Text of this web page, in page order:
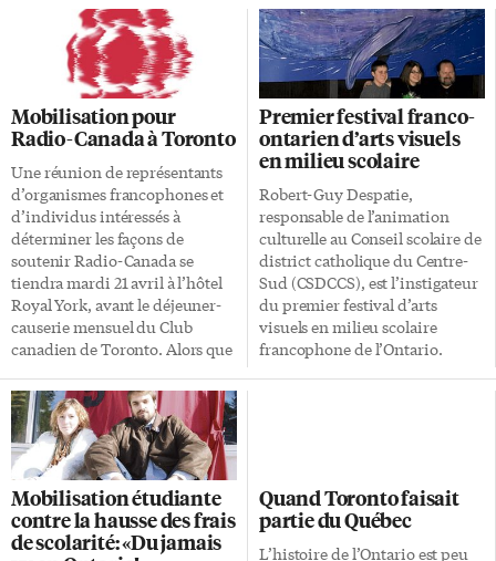
Mobilisation pour
Radio-Canada à Toronto
Une réunion de représentants
d’organismes francophones et
d’individus intéressés à
déterminer les façons de
soutenir Radio-Canada se
tiendra mardi 21 avril à l’hôtel
Royal York, avant le déjeuner-
causerie mensuel du Club
canadien de Toronto. Alors que
courriels demandent au
gouvernement d’apporter une
aide financière à Radio-Canada
depuis l’annonce de coupures
de 171 millions $ et de 800
emplois au pays, Diane
Chaperon-Lor, professionnelle
de la communication qui siège
Premier festival franco-
ontarien d’arts visuels
en milieu scolaire
Robert-Guy Despatie,
responsable de l’animation
culturelle au Conseil scolaire de
district catholique du Centre-
Sud (CSDCCS), est l’instigateur
du premier festival d’arts
visuels en milieu scolaire
francophone de l’Ontario.
arts visuels de l’Ontario
français. «Suite au succès du
festival Quand ça nous chante,
Mobilisation étudiante
contre la hausse des frais
de scolarité: «Du jamais
Quand Toronto faisait
partie du Québec
L’histoire de l’Ontario est peu